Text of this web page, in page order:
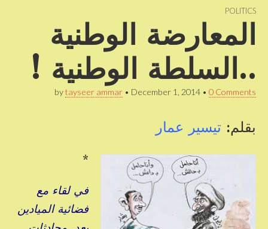
syriano POLITICS
المعارضة الوطنية
..السلطة الوطنية !
bytayseer ammar • December 1, 2014 • 0 Comments
بقلم: تيسير عمار
*
في لقاء مع
فضائية الميادين